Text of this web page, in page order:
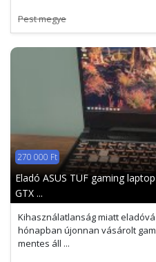
Pest megye
270 000 Ft
Eladó ASUS TUF gaming
GTX ...
Kihasználatlanság miatt
hónapban újonnan vásárolt
mentes áll ...